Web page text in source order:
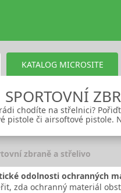
KATALOG MICROSITE
SPORTOVNÍ
chodíte na střelnici?
pistole či airsoftové
zbraně a střelivo
odolnosti ochranných
zda ochranný materiál